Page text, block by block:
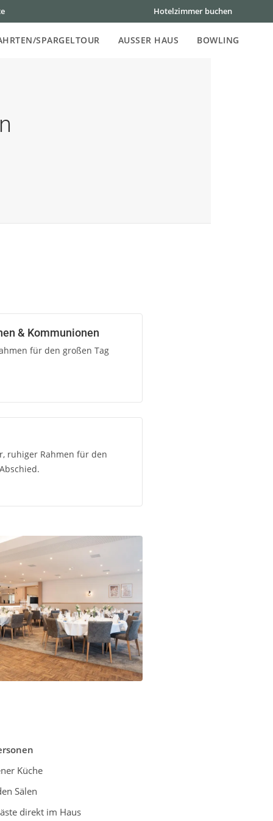
Hotelzimmer buchen
SPARGELTOUR AUSSER HAUS BOWLING
& Kommunionen
für den großen Tag
ruhiger Rahmen für den
Küche
Sälen
direkt im Haus